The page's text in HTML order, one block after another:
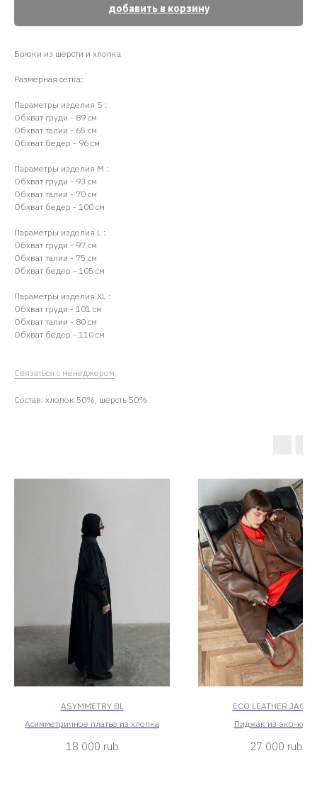
добавить в корзину
Брюки из шерсти и хлопка
Размерная сетка:
Параметры изделия S :
Обхват груди - 89 см
Обхват талии - 65 см
Обхват бедер - 96 см
Параметры изделия М :
Обхват груди - 93 см
Обхват талии - 70 см
Обхват бедер - 100 см
Параметры изделия L :
Обхват груди - 97 см
Обхват талии - 75 см
Обхват бедер - 105 см
Параметры изделия ХL :
Обхват груди - 101 см
Обхват талии - 80 см
Обхват бедер - 110 см
Связаться с менеджером
Состав: хлопок 50%, шерсть 50%
ASYMMETRY BL
Асимметричное платье из хлопка
18 000 rub
ECO LEATHER
Пиджак из эко-
27 000 rub